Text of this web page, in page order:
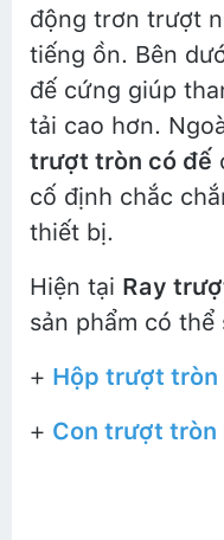
động trơn trượt
tiếng ồn. Bên
đế cứng giúp
tải cao hơn.
trượt tròn có đế
cố định chắc
thiết bị.
Hiện tại Ray
sản phẩm có
+ Hộp trượt tròn
+ Con trượt tròn